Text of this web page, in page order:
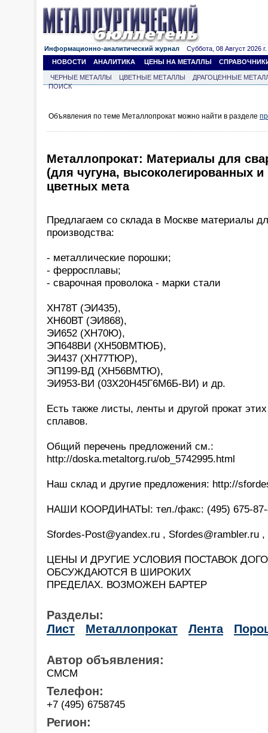
Информационно-аналитический журнал Суббота, 08 Август 2026 г.
НОВОСТИ
АНАЛИТИКА ЦЕНЫ НА МЕТАЛЛЫ
ЧЕРНЫЕ МЕТАЛЛЫ ЦВЕТНЫЕ МЕТАЛЛЫ
ДРАГОЦЕННЫЕ
ПОИСК
Объявления по теме Металлопрокат можно найти в разделе
Металлопрокат: Материалы для
(для чугуна, высоколегированных
цветных мета
Предлагаем со склада в Москве материалы
производства:
- металлические порошки;
- ферросплавы;
- сварочная проволока - марки стали
ХН78Т (ЭИ435),
ХН60ВТ (ЭИ868),
ЭИ652 (ХН70Ю),
ЭП648ВИ (ХН50ВМТЮБ),
ЭИ437 (ХН77ТЮР),
ЭП199-ВД (ХН56ВМТЮ),
ЭИ953-ВИ (03Х20Н45Г6М6Б-ВИ) и др.
Есть также листы, ленты и другой прокат
сплавов.
Общий перечень предложений см.:
http://doska.metaltorg.ru/ob_5742995.html
Наш склад и другие предложения: http://
НАШИ КООРДИНАТЫ: тел./факс: (495) 675-87-
Sfordes-Post@yandex.ru , Sfordes@rambler.ru
ЦЕНЫ И ДРУГИЕ УСЛОВИЯ ПОСТАВОК
ОБСУЖДАЮТСЯ В ШИРОКИХ
ПРЕДЕЛАХ. ВОЗМОЖЕН БАРТЕР
Разделы:
Лист
Металлопрокат Лента
Автор объявления:
СМСМ
Телефон:
+7 (495) 6758745
Регион: